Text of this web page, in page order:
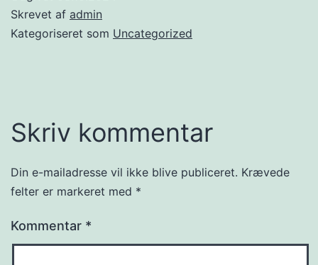
Skrevet af admin
Kategoriseret som Uncategorized
Skriv kommentar
Din e-mailadresse vil ikke blive publiceret. Krævede
felter er markeret med *
Kommentar *